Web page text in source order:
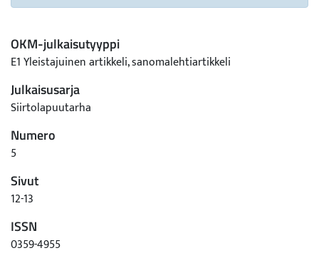
OKM-julkaisutyyppi
E1 Yleistajuinen artikkeli, sanomalehtiartikkeli
Julkaisusarja
Siirtolapuutarha
Numero
5
Sivut
12-13
ISSN
0359-4955